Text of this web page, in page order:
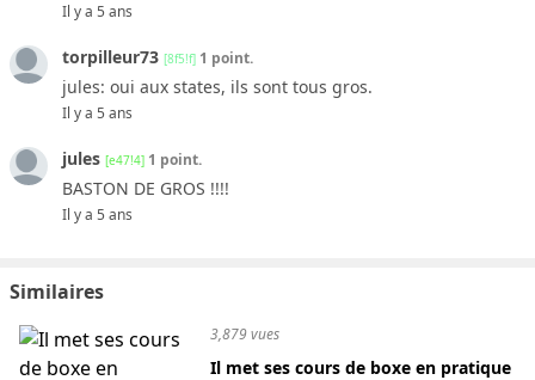
Il y a 5 ans
torpilleur73 [8f5!f] 1 point.
jules: oui aux states, ils sont tous gros.
Il y a 5 ans
jules [e47!4] 1 point.
BASTON DE GROS !!!!
Il y a 5 ans
Similaires
3,879 vues
Il met ses cours de boxe en pratique